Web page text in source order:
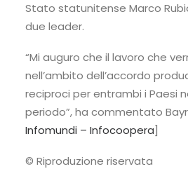
Stato statunitense Marco
due leader.
“Mi auguro che il lavoro che
nell’ambito dell’accordo
reciproci per entrambi i Paesi
periodo”, ha commentato
Infomundi – Infocoopera]
© Riproduzione riservata